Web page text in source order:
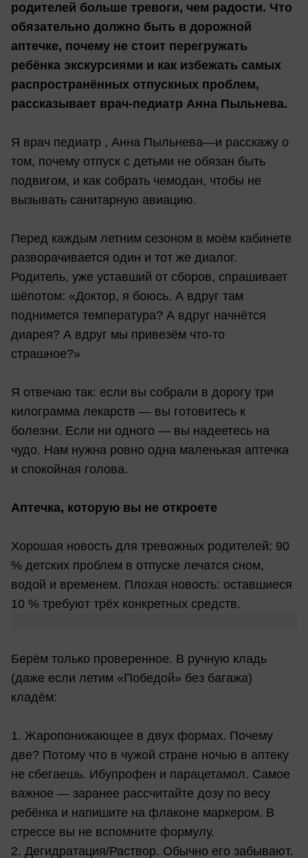
родителей больше тревоги, чем радости. Что
обязательно должно быть в дорожной
аптечке, почему не стоит перегружать
ребёнка экскурсиями и как избежать самых
распространённых отпускных проблем,
рассказывает врач-педиатр Анна Пыльнева.
Я врач педиатр , Анна Пыльнева—и расскажу о
том, почему отпуск с детьми не обязан быть
подвигом, и как собрать чемодан, чтобы не
вызывать санитарную авиацию.
Перед каждым летним сезоном в моём кабинете
разворачивается один и тот же диалог.
Родитель, уже уставший от сборов, спрашивает
шёпотом: «Доктор, я боюсь. А вдруг там
поднимется температура? А вдруг начнётся
диарея? А вдруг мы привезём что-то
страшное?»
Я отвечаю так: если вы собрали в дорогу три
килограмма лекарств — вы готовитесь к
болезни. Если ни одного — вы надеетесь на
чудо. Нам нужна ровно одна маленькая аптечка
и спокойная голова.
Аптечка, которую вы не откроете
Хорошая новость для тревожных родителей: 90
% детских проблем в отпуске лечатся сном,
водой и временем. Плохая новость: оставшиеся
10 % требуют трёх конкретных средств.
Берём только проверенное. В ручную кладь
(даже если летим «Победой» без багажа)
кладём:
1. Жаропонижающее в двух формах. Почему
две? Потому что в чужой стране ночью в аптеку
не сбегаешь. Ибупрофен и парацетамол. Самое
важное — заранее рассчитайте дозу по весу
ребёнка и напишите на флаконе маркером. В
стрессе вы не вспомните формулу.
2. Дегидратация/Раствор. Обычно его забывают.